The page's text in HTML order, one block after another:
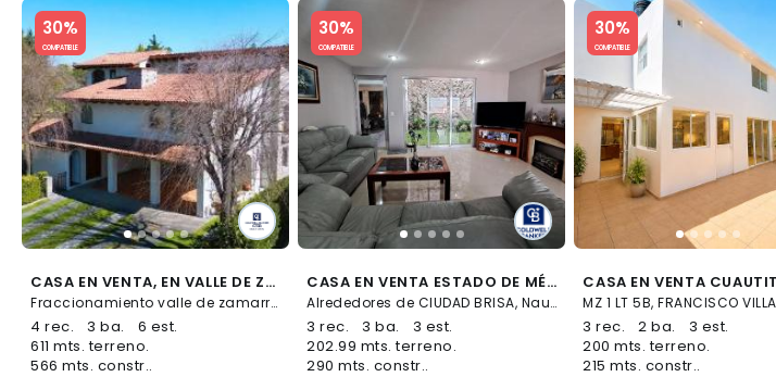
30%
COMPATIBLE
Slide 1 of 5
CASA EN VENTA, EN VALLE DE ZAMARRERO, ZINACANTEPEC, TOLUCA, CERCA DE PARQUE SIERRA MORELOS Y SALIDA A AV. ADOLFO LOPEZ MATEOS
Fraccionamiento valle de zamarrero s/n, SAN MIGUEL ZINACANTEPEC, Zinacantepec
4 rec. 3 ba.
6 est.
611 mts. terreno.
566 mts. constr..
30%
COMPATIBLE
Slide 1 of 5
CASA EN VENTA ESTADO DE MÉXICO, NAUCALPAN, CIUDAD BRISA
Alrededores de CIUDAD BRISA, Naucalpan de Juárez
3 rec. 3 ba.
3 est.
202.99 mts. terreno.
290 mts. constr..
30%
COMPATIBLE
Slide 1 of 5
3 rec. 2 ba.
3 est.
200 mts. terreno.
215 mts. constr..